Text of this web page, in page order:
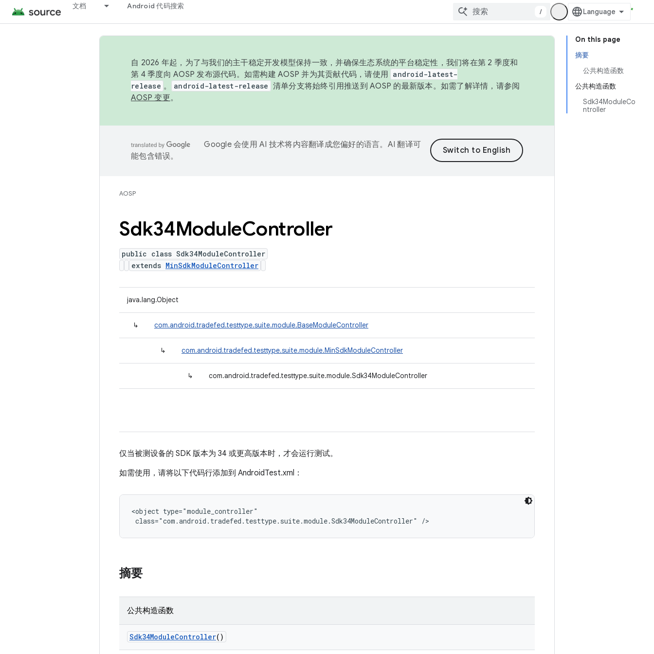
文档 Android 代码搜索
/
On this page
摘要
公共构造函数
公共构造函数
Sdk34ModuleCo
ntroller
自 2026 年起，为了与我们的主干稳定开发模型保持一致，并确保生态系统的平台稳定性，我们将在第 2 季度和
第 4 季度向 AOSP 发布源代码。如需构建 AOSP 并为其贡献代码，请使用 android-latest-
release 。 android-latest-release 清单分支将始终引用推送到 AOSP 的最新版本。如需了解详情，请参阅
AOSP 变更。
Google 会使用 AI 技术将内容翻译成您偏好的语言。AI 翻译可
能包含错误。
AOSP
Sdk34ModuleController
public class Sdk34ModuleController
extends MinSdkModuleController
java.lang.Object
↳ com.android.tradefed.testtype.suite.module.BaseModuleController
↳ com.android.tradefed.testtype.suite.module.MinSdkModuleController
↳ com.android.tradefed.testtype.suite.module.Sdk34ModuleController
仅当被测设备的 SDK 版本为 34 或更高版本时，才会运行测试。
如需使用，请将以下代码行添加到 AndroidTest.xml：
<object type="module_controller"
class="com.android.tradefed.testtype.suite.module.Sdk34ModuleController" />
摘要
公共构造函数
Sdk34ModuleController()